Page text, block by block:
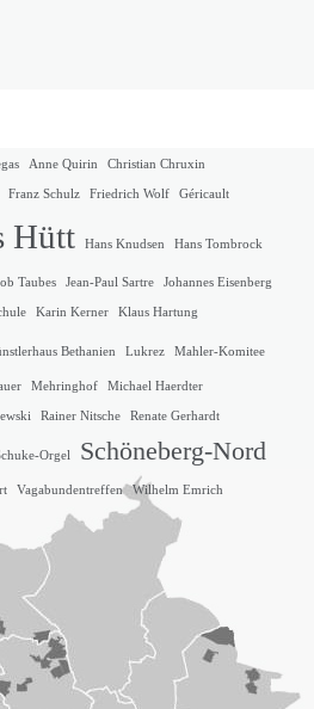
Anne Quirin Christian Chruxin
Franz Schulz Friedrich Wolf Géricault
Hütt Hans Knudsen Hans Tombrock
Taubes Jean-Paul Sartre Johannes Eisenberg
Karin Kerner Klaus Hartung
Bethanien Lukrez Mahler-Komitee
Mehringhof Michael Haerdter
Rainer Nitsche Renate Gerhardt
Orgel Schöneberg-Nord
Vagabundentreffen Wilhelm Emrich